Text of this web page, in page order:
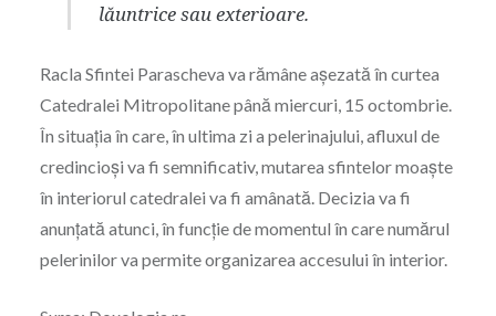
lăuntrice sau exterioare.
Racla Sfintei Parascheva va rămâne așezată în curtea
Catedralei Mitropolitane până miercuri, 15 octombrie.
În situația în care, în ultima zi a pelerinajului, afluxul de
credincioși va fi semnificativ, mutarea sfintelor moaște
în interiorul catedralei va fi amânată. Decizia va fi
anunțată atunci, în funcție de momentul în care numărul
pelerinilor va permite organizarea accesului în interior.